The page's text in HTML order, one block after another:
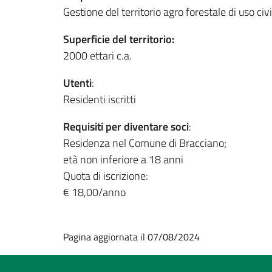
Gestione del territorio agro forestale di uso
Superficie del territorio:
2000 ettari c.a.
Utenti:
Residenti iscritti
Requisiti per diventare soci:
Residenza nel Comune di Bracciano;
età non inferiore a 18 anni
Quota di iscrizione:
€ 18,00/anno
Pagina aggiornata il 07/08/2024